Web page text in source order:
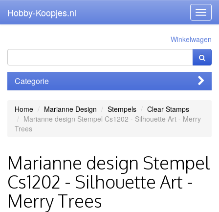
Hobby-Koopjes.nl
Winkelwagen
Categorie
Home Marianne Design Stempels
Clear Stamps
Marianne design Stempel Cs1202 - Silhouette Art - Merry
Trees
Marianne design Stempel
Cs1202 - Silhouette Art -
Merry Trees